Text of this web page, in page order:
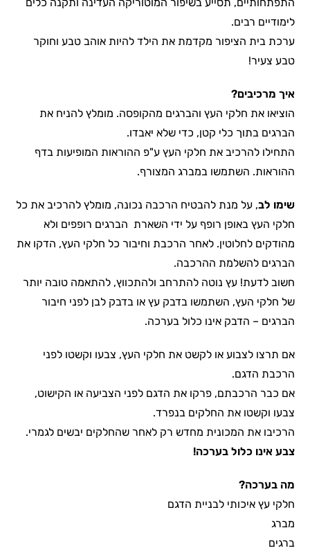
התפתחותיים, תסייע בשיפור המוטוריקה העדינה ותקנה כלים
לימודיים רבים.
ערכת בית הציפור מקדמת את הילד להיות אוהב טבע וחוקר
טבע צעיר!
איך מרכיבים?
הוציאו את חלקי העץ והברגים מהקופסה. מומלץ להניח את
הברגים בתוך כלי קטן, כדי שלא יאבדו.
התחילו להרכיב את חלקי העץ ע"פ ההוראות המופיעות בדף
ההוראות. השתמשו במברג המצורף.
שימו לב, על מנת להבטיח הרכבה נכונה, מומלץ להרכיב את כל
חלקי העץ באופן רופף על ידי השארת הברגים רופפים ולא
מהודקים לחלוטין. לאחר הרכבת וחיבור כל חלקי העץ, הדקו את
הברגים להשלמת ההרכבה.
חשוב לדעת! עץ נוטה להתרחב ולהתכווץ, להתאמה טובה יותר
של חלקי העץ, השתמשו בדבק עץ או בדבק לבן לפני חיבור
הברגים – הדבק אינו כלול בערכה.
אם תרצו לצבוע או לקשט את חלקי העץ, צבעו וקשטו לפני
הרכבת הדגם.
אם כבר הרכבתם, פרקו את הדגם לפני הצביעה או הקישוט,
צבעו וקשטו את החלקים בנפרד.
הרכיבו את המכונית מחדש רק לאחר שהחלקים יבשים לגמרי.
צבע אינו כלול בערכה!
מה בערכה?
חלקי עץ איכותי לבניית הדגם
מברג
ברגים